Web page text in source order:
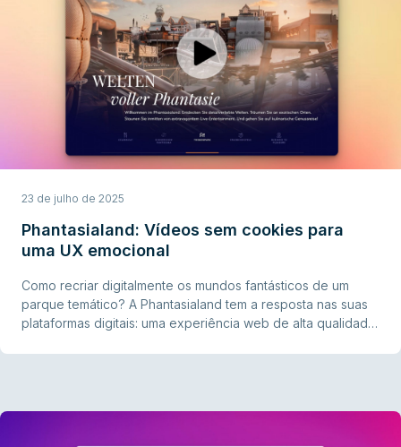
23 de julho de 2025
Phantasialand: Vídeos sem cookies para
uma UX emocional
Como recriar digitalmente os mundos fantásticos de um
parque temático? A Phantasialand tem a resposta nas suas
plataformas digitais: uma experiência web de alta qualidade,